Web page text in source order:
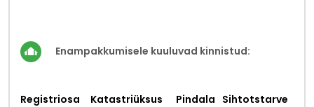
Enampakkumisele kuuluvad kinnistud:
Registriosa Katastriüksus Pindala Sihtotstarve